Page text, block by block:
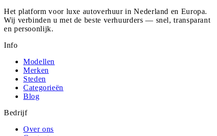
Het platform voor luxe autoverhuur in Nederland en Europa.
Wij verbinden u met de beste verhuurders — snel, transparant
en persoonlijk.
Info
Modellen
Merken
Steden
Categorieën
Blog
Bedrijf
Over ons